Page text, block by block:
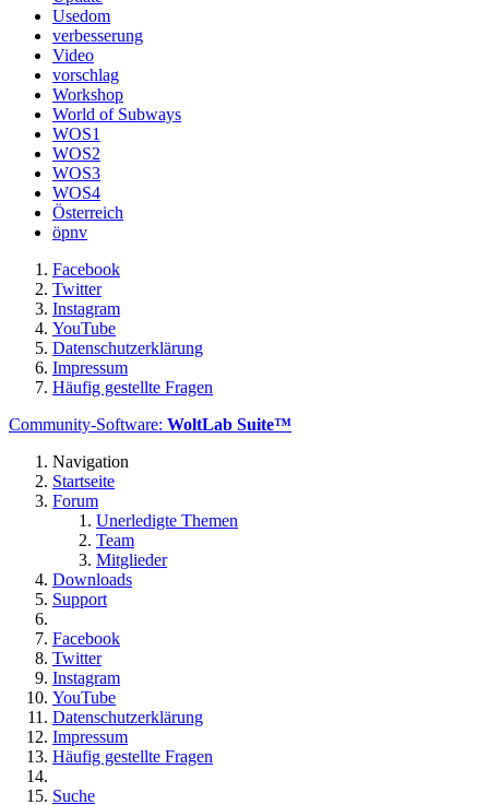
Usedom
verbesserung
Video
vorschlag
Workshop
World of Subways
WOS1
WOS2
WOS3
WOS4
Österreich
öpnv
Facebook
Twitter
Instagram
YouTube
Datenschutzerklärung
Impressum
Häufig gestellte Fragen
Community-Software: WoltLab Suite™
Navigation
Startseite
Forum
Unerledigte Themen
Team
Mitglieder
Downloads
Support
Facebook
Twitter
Instagram
YouTube
Datenschutzerklärung
Impressum
Häufig gestellte Fragen
Suche